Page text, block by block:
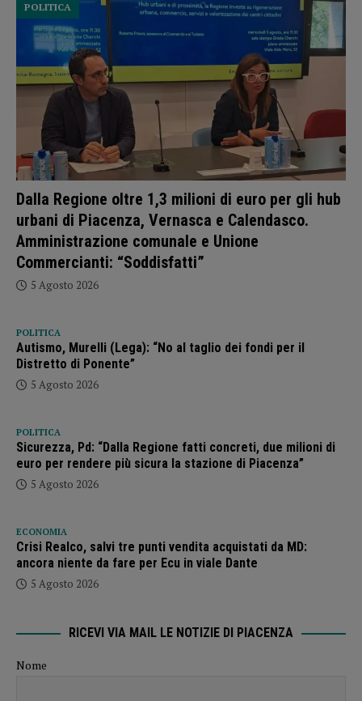
Dalla Regione oltre 1,3 milioni di euro per gli hub
urbani di Piacenza, Vernasca e Calendasco.
Amministrazione comunale e Unione
Commercianti: “Soddisfatti”
POLITICA
5 Agosto 2026
POLITICA
Autismo, Murelli (Lega): “No al taglio dei fondi per il
Distretto di Ponente”
5 Agosto 2026
POLITICA
Sicurezza, Pd: “Dalla Regione fatti concreti, due milioni di
euro per rendere più sicura la stazione di Piacenza”
5 Agosto 2026
ECONOMIA
Crisi Realco, salvi tre punti vendita acquistati da MD:
ancora niente da fare per Ecu in viale Dante
5 Agosto 2026
RICEVI VIA MAIL LE NOTIZIE DI PIACENZA
Nome